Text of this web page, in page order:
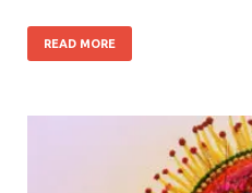
READ MORE